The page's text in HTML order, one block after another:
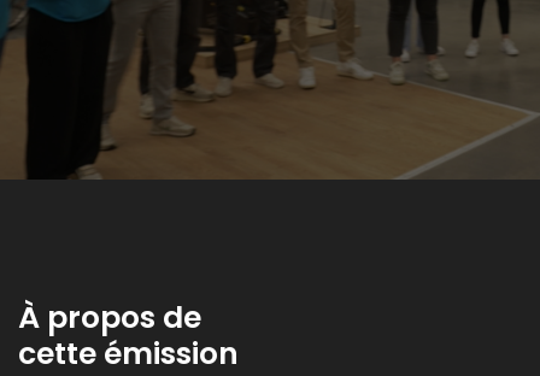
À propos de
cette émission